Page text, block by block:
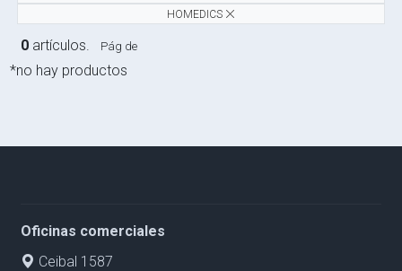
HOMEDICS
*no hay productos
0 artículos. Pág de
Oficinas comerciales
Ceibal 1587